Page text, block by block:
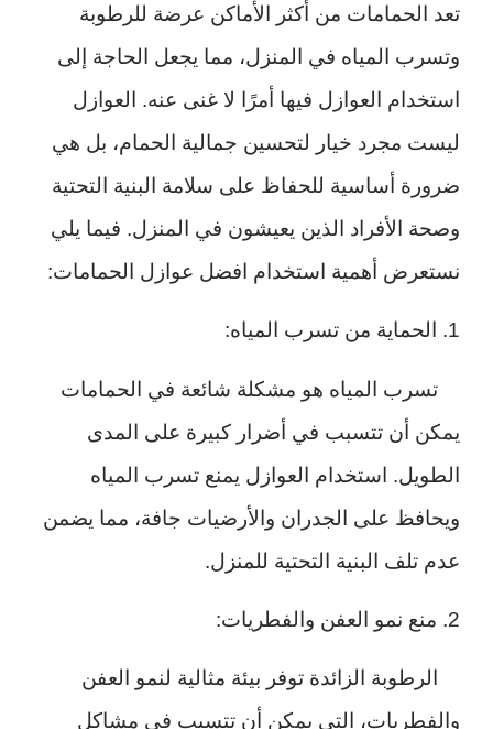
تعد الحمامات من أكثر الأماكن عرضة للرطوبة
وتسرب المياه في المنزل، مما يجعل الحاجة إلى
استخدام العوازل فيها أمرًا لا غنى عنه. العوازل
ليست مجرد خيار لتحسين جمالية الحمام، بل هي
ضرورة أساسية للحفاظ على سلامة البنية التحتية
وصحة الأفراد الذين يعيشون في المنزل. فيما يلي
نستعرض أهمية استخدام افضل عوازل الحمامات:
1. الحماية من تسرب المياه:
تسرب المياه هو مشكلة شائعة في الحمامات
يمكن أن تتسبب في أضرار كبيرة على المدى
الطويل. استخدام العوازل يمنع تسرب المياه
ويحافظ على الجدران والأرضيات جافة، مما يضمن
عدم تلف البنية التحتية للمنزل.
2. منع نمو العفن والفطريات:
الرطوبة الزائدة توفر بيئة مثالية لنمو العفن
والفطريات، التي يمكن أن تتسبب في مشاكل